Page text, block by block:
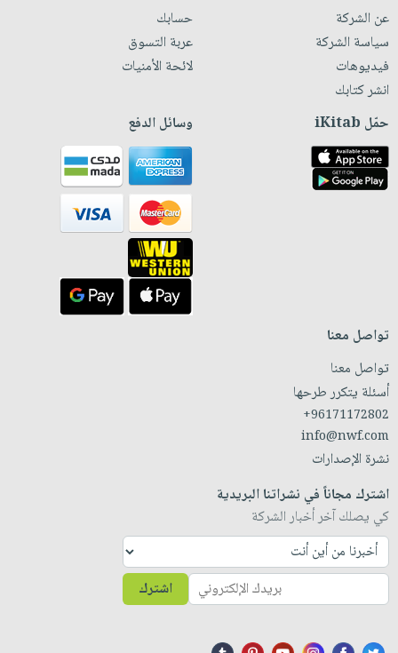
عن الشركة
سياسة الشركة
فيديوهات
انشر كتابك
حسابك
عربة التسوق
لائحة الأمنيات
حمّل iKitab وسائل الدفع
تواصل معنا
تواصل معنا
أسئلة يتكرر طرحها
+96171172802
info@nwf.com
نشرة الإصدارات
اشترك مجاناً في نشراتنا البريدية
كي يصلك آخر أخبار الشركة
اشترك